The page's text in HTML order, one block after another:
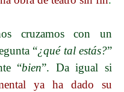
cruzamos con un
“¿qué tal estás?”
“bien”. Da igual si
ya ha dado su